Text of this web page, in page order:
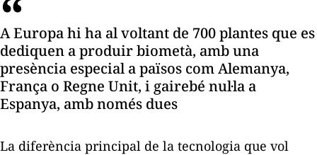
A Europa hi ha al voltant de 700 plantes que es
dediquen a produir biometà, amb una
presència especial a països com Alemanya,
França o Regne Unit, i gairebé nul·la a
Espanya, amb només dues
La diferència principal de la tecnologia que vol